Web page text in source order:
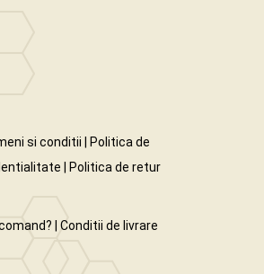
si conditii
Politica de
Politica de retur
Conditii de livrare